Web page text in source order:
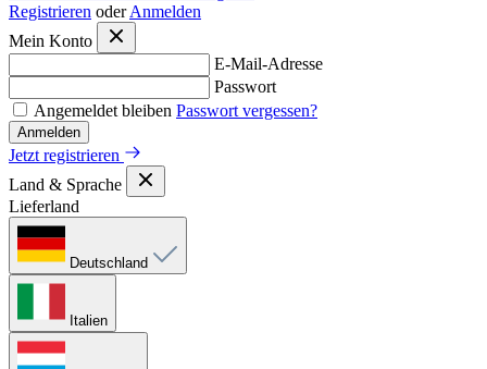
Registrieren oder Anmelden
Mein Konto
E-Mail-Adresse
Passwort
Angemeldet bleiben Passwort vergessen?
Anmelden
Jetzt registrieren
Land & Sprache
Lieferland
Deutschland
Italien